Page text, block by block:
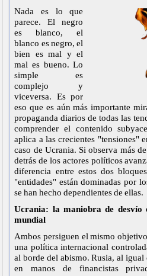
Nada es lo que
parece. El negro
es blanco, el
blanco es negro, el
bien es mal y el
mal es bueno. Lo
simple es
complejo y
viceversa. Es por
eso que es aún más importante
propaganda diarios de todas las
comprender el contenido
aplica a las crecientes "tensiones"
caso de Ucrania. Si observa más
detrás de los actores políticos
diferencia entre estos dos
"entidades" están dominadas por
se han hecho dependientes de ellas.
Ucrania: la maniobra de desvío
mundial
Ambos persiguen el mismo
una política internacional
al borde del abismo. Rusia, al igual
en manos de financistas